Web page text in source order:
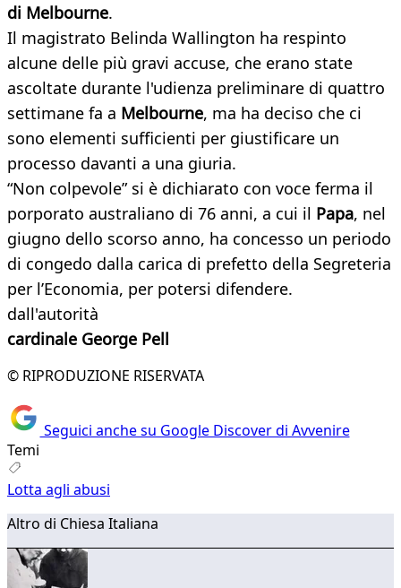
di Melbourne.
Il magistrato Belinda Wallington ha respinto
alcune delle più gravi accuse, che erano state
ascoltate durante l'udienza preliminare di quattro
settimane fa a Melbourne, ma ha deciso che ci
sono elementi sufficienti per giustificare un
processo davanti a una giuria.
“Non colpevole” si è dichiarato con voce ferma il
porporato australiano di 76 anni, a cui il Papa, nel
giugno dello scorso anno, ha concesso un periodo
di congedo dalla carica di prefetto della Segreteria
per l’Economia, per potersi difendere.
dall'autorità
cardinale George Pell
© RIPRODUZIONE RISERVATA
Seguici anche su Google Discover di Avvenire
Temi
Lotta agli abusi
Altro di Chiesa Italiana